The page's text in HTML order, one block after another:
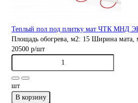
Теплый пол под плитку мат ЧТК МНД
Площадь обогрева, м2: 15 Ширина мата,
20500 р/шт
шт
В корзину